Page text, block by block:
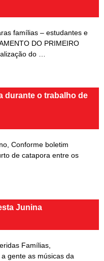
famílias – estudantes e
DO PRIMEIRO
do …
durante o trabalho de
Conforme boletim
de catapora entre os
Junina
Famílias,
gente as músicas da